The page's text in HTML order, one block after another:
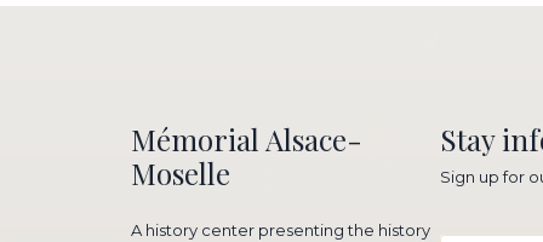
Mémorial Alsace-
Moselle
A history center presenting the history
Stay
Sign up for